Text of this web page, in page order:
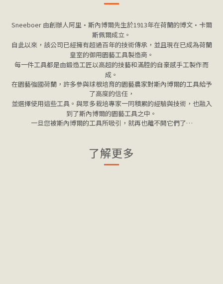
Sneeboer 由創辦人阿里·斯內博爾先生於1913年在荷蘭的博文·卡爾
斯佩爾成立。
自此以來，該公司已經擁有超過百年的技術傳承，並且現在已成為荷蘭
皇室的御用園藝工具製造商。
每一件工具都是由鍛造工匠以高超的技藝和滿腔的自豪感手工製作而
成。
在園藝強國荷蘭，許多參與球根培育的園藝農家對斯內博爾的工具給予
了高度的信任，
並選擇使用這些工具。與眾多栽培專家一同積累的經驗與技術，也融入
到了斯內博爾的園藝工具之中。
一旦您被斯內博爾的工具所吸引，就再也離不開它們了…
了解更多